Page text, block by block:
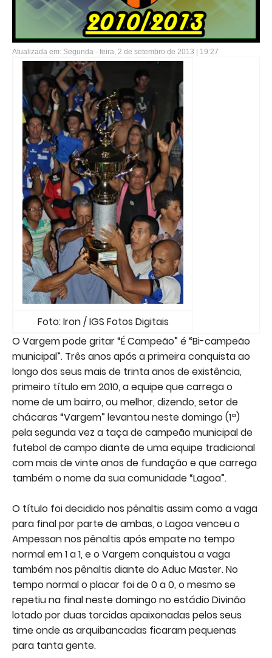
Atualizada em: Segunda - feira, 2 de setembro de 2013 | 19:27
Foto: Iron / IGS Fotos Digitais
O Vargem pode gritar “É Campeão” é “Bi-campeão
municipal”. Três anos após a primeira conquista ao
longo dos seus mais de trinta anos de existência,
primeiro título em 2010, a equipe que carrega o
nome de um bairro, ou melhor, dizendo, setor de
chácaras “Vargem” levantou neste domingo (1ª)
pela segunda vez a taça de campeão municipal de
futebol de campo diante de uma equipe tradicional
com mais de vinte anos de fundação e que carrega
também o nome da sua comunidade “Lagoa”.
O título foi decidido nos pênaltis assim como a vaga
para final por parte de ambas, o Lagoa venceu o
Ampessan nos pênaltis após empate no tempo
normal em 1 a 1, e o Vargem conquistou a vaga
também nos pênaltis diante do Aduc Master. No
tempo normal o placar foi de 0 a 0, o mesmo se
repetiu na final neste domingo no estádio Divinão
lotado por duas torcidas apaixonadas pelos seus
time onde as arquibancadas ficaram pequenas
para tanta gente.